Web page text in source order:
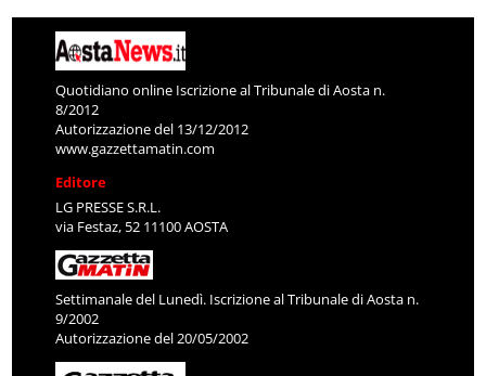
Quotidiano online Iscrizione al Tribunale di Aosta n.
8/2012
Autorizzazione del 13/12/2012
www.gazzettamatin.com
Editore
LG PRESSE S.R.L.
via Festaz, 52 11100 AOSTA
Settimanale del Lunedì. Iscrizione al Tribunale di Aosta n.
9/2002
Autorizzazione del 20/05/2002